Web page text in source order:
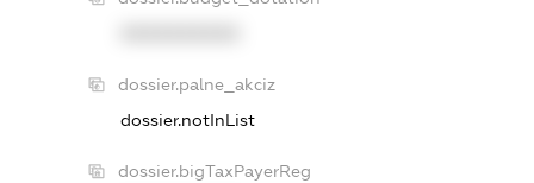
dossier.palne_akciz
dossier.notInList
dossier.bigTaxPayerReg